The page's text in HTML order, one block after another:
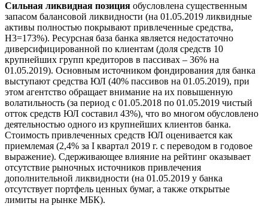
Сильная ликвидная позиция обусловлена существенным
запасом балансовой ликвидности (на 01.05.2019 ликвидные
активы полностью покрывают привлеченные средства,
Н3=173%). Ресурсная база банка является недостаточно
диверсифицированной по клиентам (доля средств 10
крупнейших групп кредиторов в пассивах – 36% на
01.05.2019). Основным источником фондирования для банка
выступают средства ЮЛ (40% пассивов на 01.05.2019), при
этом агентство обращает внимание на их повышенную
волатильность (за период с 01.05.2018 по 01.05.2019 чистый
отток средств ЮЛ составил 43%), что во многом обусловлено
деятельностью одного из крупнейших клиентов банка.
Стоимость привлеченных средств ЮЛ оценивается как
приемлемая (2,4% за I квартал 2019 г. с переводом в годовое
выражение). Сдерживающее влияние на рейтинг оказывает
отсутствие рыночных источников привлечения
дополнительной ликвидности (на 01.05.2019 у банка
отсутствует портфель ценных бумаг, а также открытые
лимиты на рынке МБК).